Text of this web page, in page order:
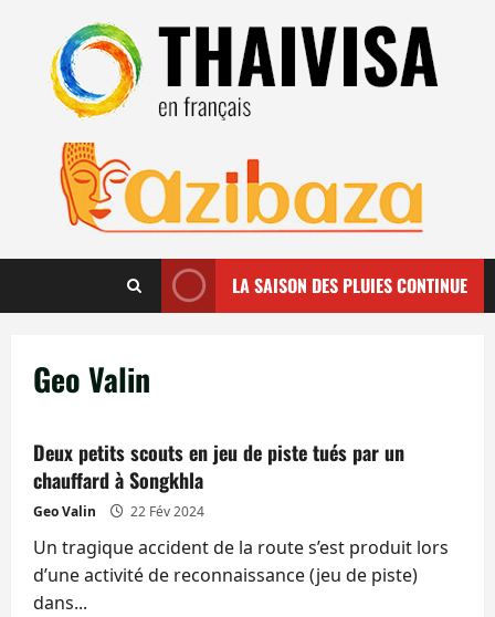
contenu
LA SAISON DES PLUIES CONTINUE
Geo Valin
Deux petits scouts en jeu de piste tués par un
chauffard à Songkhla
Geo Valin 22 Fév 2024
Un tragique accident de la route s’est produit lors
d’une activité de reconnaissance (jeu de piste)
dans...